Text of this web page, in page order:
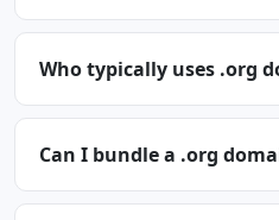
Who typically uses .org
Can I bundle a .org